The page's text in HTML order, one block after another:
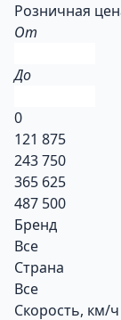
Розничная
От
До
0
121 875
243 750
365 625
487 500
Бренд
Все
Страна
Все
Скорость, км/ч